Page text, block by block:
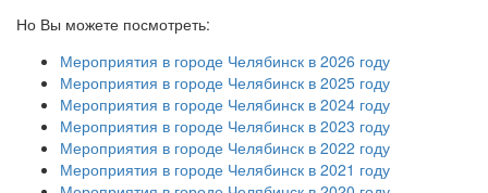
Но Вы можете посмотреть:
Мероприятия в городе Челябинск в 2026 году
Мероприятия в городе Челябинск в 2025 году
Мероприятия в городе Челябинск в 2024 году
Мероприятия в городе Челябинск в 2023 году
Мероприятия в городе Челябинск в 2022 году
Мероприятия в городе Челябинск в 2021 году